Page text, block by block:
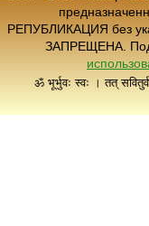
РЕПУБЛИКАЦИЯ без
ЗАПРЕЩЕНА.
ॐ भूर्भुवः स्वः । तत्